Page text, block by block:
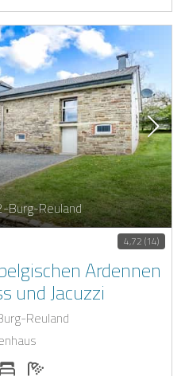
Burg-Reuland
4,72 (14)
Ardennen
und Jacuzzi
Reuland
der Personen: 8
Anzahl der Schlafzimmer: 4
Anzahl der Badezimmer: 4